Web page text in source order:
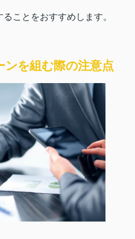
ことをおすすめします。
ンを組む際の注意点